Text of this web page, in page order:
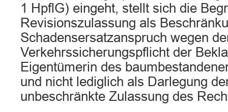
1 HpflG) eingeht, stellt sich die
Revisionszulassung als
Schadensersatzanspruch wegen
Verkehrssicherungspflicht der
Eigentümerin des
und nicht lediglich als Darlegung
unbeschränkte Zulassung des